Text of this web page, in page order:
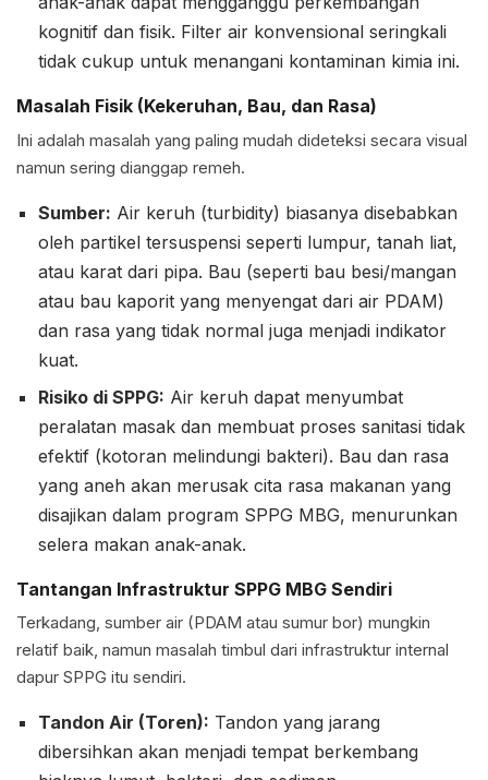
kognitif dan fisik. Filter air konvensional seringkali
tidak cukup untuk menangani kontaminan kimia ini.
Masalah Fisik (Kekeruhan, Bau, dan Rasa)
Ini adalah masalah yang paling mudah dideteksi secara visual
namun sering dianggap remeh.
Sumber: Air keruh (turbidity) biasanya disebabkan
oleh partikel tersuspensi seperti lumpur, tanah liat,
atau karat dari pipa. Bau (seperti bau besi/mangan
atau bau kaporit yang menyengat dari air PDAM)
dan rasa yang tidak normal juga menjadi indikator
kuat.
Risiko di SPPG: Air keruh dapat menyumbat
peralatan masak dan membuat proses sanitasi tidak
efektif (kotoran melindungi bakteri). Bau dan rasa
yang aneh akan merusak cita rasa makanan yang
disajikan dalam program SPPG MBG, menurunkan
selera makan anak-anak.
Tantangan Infrastruktur SPPG MBG Sendiri
Terkadang, sumber air (PDAM atau sumur bor) mungkin
relatif baik, namun masalah timbul dari infrastruktur internal
dapur SPPG itu sendiri.
Tandon Air (Toren): Tandon yang jarang
dibersihkan akan menjadi tempat berkembang